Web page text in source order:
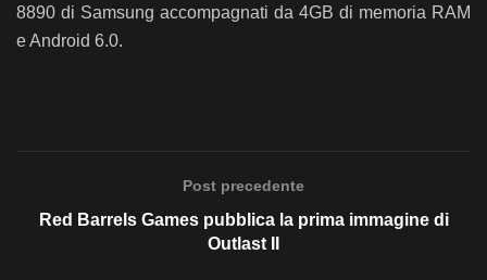
8890 di Samsung accompagnati da 4GB di memoria RAM
e Android 6.0.
Post precedente
Red Barrels Games pubblica la prima immagine di
Outlast II